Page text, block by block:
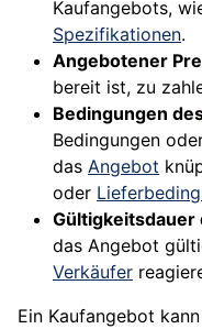
Kaufangebots,
Spezifikationen.
Angebotener
bereit ist, zu
Bedingungen
Bedingungen
das Angebot
oder
Gültigkeitsdauer
das Angebot
Verkäufer
Ein Kaufangebot